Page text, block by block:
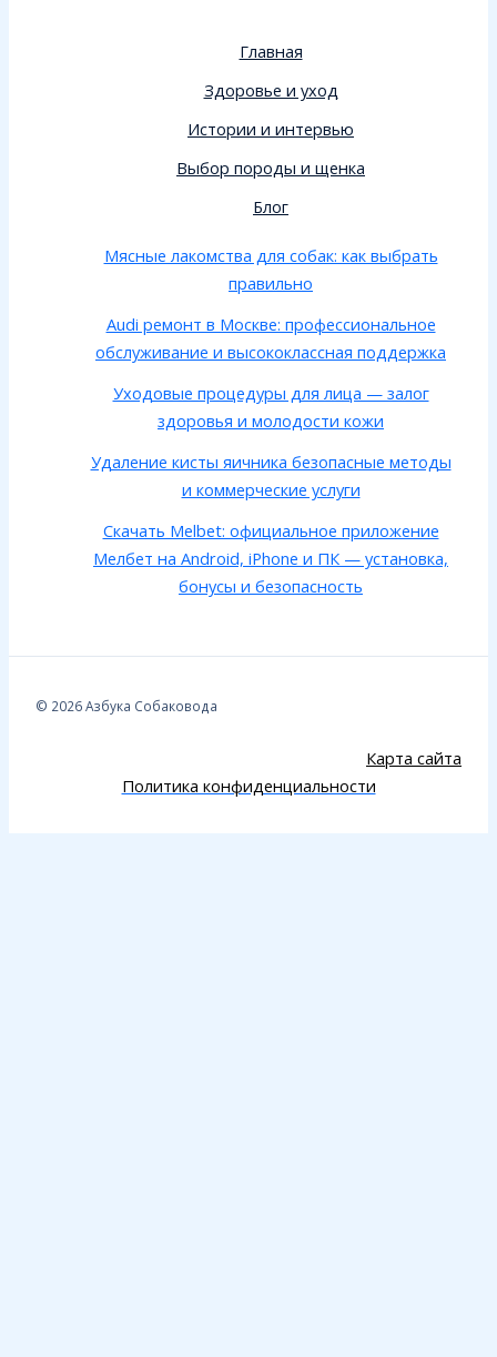
Главная
Здоровье и уход
Истории и интервью
Выбор породы и щенка
Блог
Мясные лакомства для собак: как выбрать
правильно
Audi ремонт в Москве: профессиональное
обслуживание и высококлассная поддержка
Уходовые процедуры для лица — залог
здоровья и молодости кожи
Удаление кисты яичника безопасные методы
и коммерческие услуги
Скачать Melbet: официальное приложение
Мелбет на Android, iPhone и ПК — установка,
бонусы и безопасность
© 2026 Азбука Собаковода
Карта сайта
Политика конфиденциальности